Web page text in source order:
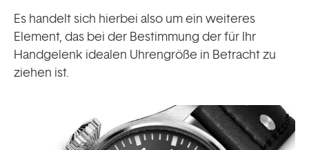
Es handelt sich hierbei also um ein weiteres
Element, das bei der Bestimmung der für Ihr
Handgelenk idealen Uhrengröße in Betracht zu
ziehen ist.